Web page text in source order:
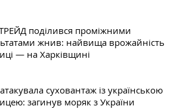
поділився проміжними
жнив: найвища врожайність
— на Харківщині
атакувала суховантаж із українською
загинув моряк з України